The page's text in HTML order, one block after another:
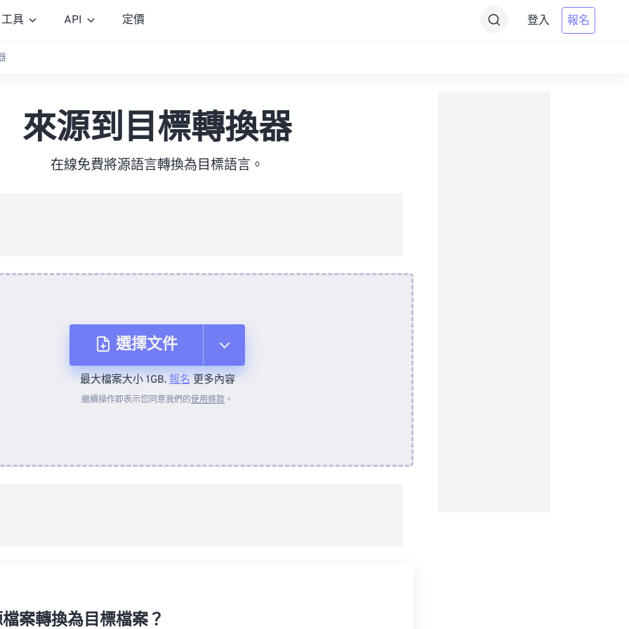
工具 API 定價 登入 報名
來源到目標轉換器
在線免費將源語言轉換為目標語言。
選擇文件
來自裝置
最大檔案大小 1GB.報名更多內容
繼續操作即表示您同意我們的使用條款 。
案轉換為目標檔案？